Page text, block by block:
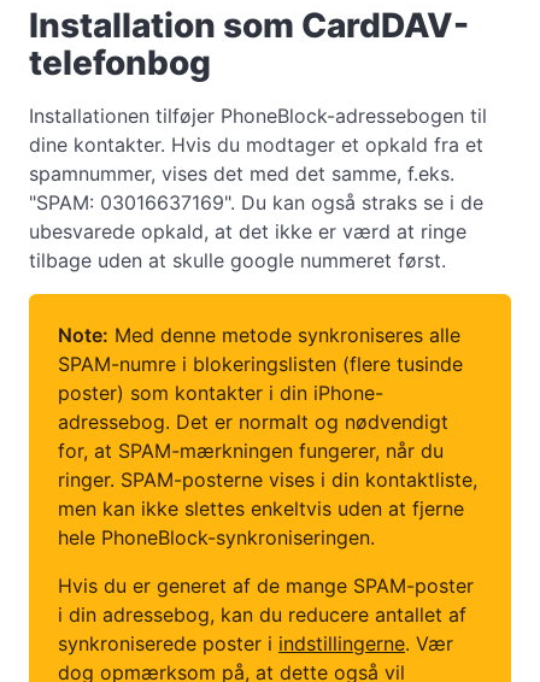
Installation som CardDAV-
telefonbog
Installationen tilføjer PhoneBlock-adressebogen til
dine kontakter. Hvis du modtager et opkald fra et
spamnummer, vises det med det samme, f.eks.
"SPAM: 03016637169". Du kan også straks se i de
ubesvarede opkald, at det ikke er værd at ringe
tilbage uden at skulle google nummeret først.
Note: Med denne metode synkroniseres alle
SPAM-numre i blokeringslisten (flere tusinde
poster) som kontakter i din iPhone-
adressebog. Det er normalt og nødvendigt
for, at SPAM-mærkningen fungerer, når du
ringer. SPAM-posterne vises i din kontaktliste,
men kan ikke slettes enkeltvis uden at fjerne
hele PhoneBlock-synkroniseringen.
Hvis du er generet af de mange SPAM-poster
i din adressebog, kan du reducere antallet af
synkroniserede poster i indstillingerne. Vær
dog opmærksom på, at dette også vil